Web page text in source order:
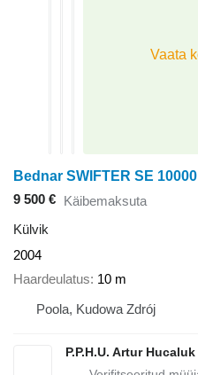
Bednar SWIFTER SE 10000
9 500 € Käibemaksuta
Külvik
2004
Haardeulatus 10 m
Poola, Kudowa Zdrój
P.P.H.U. Artur Hucaluk